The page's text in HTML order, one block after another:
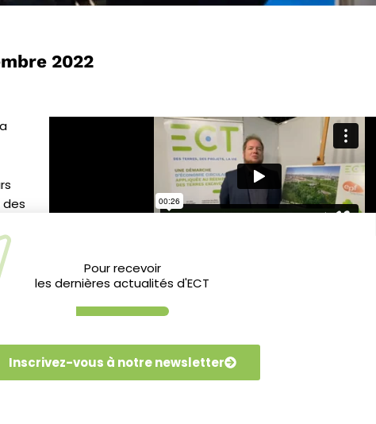
2022
des
à
Pour recevoir
les dernières actualités d'ECT
Inscrivez-vous à notre newsletter